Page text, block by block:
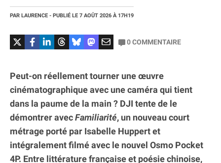
PAR LAURENCE - PUBLIÉ LE 7 AOÛT 2026 À 17H19
0COMMENTAIRE
Peut-on réellement tourner une œuvre
cinématographique avec une caméra qui tient
dans la paume de la main ? DJI tente de le
démontrer avecFamiliarité, un nouveau court
métrage porté par Isabelle Huppert et
intégralement filmé avec le nouvel Osmo Pocket
4P. Entre littérature française et poésie chinoise,